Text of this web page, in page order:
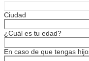
Ciudad
¿Cuál es tu edad?
En caso de que tengas